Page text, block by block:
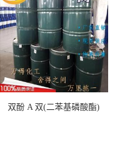
双酚 A 双(二苯基磷酸酯)